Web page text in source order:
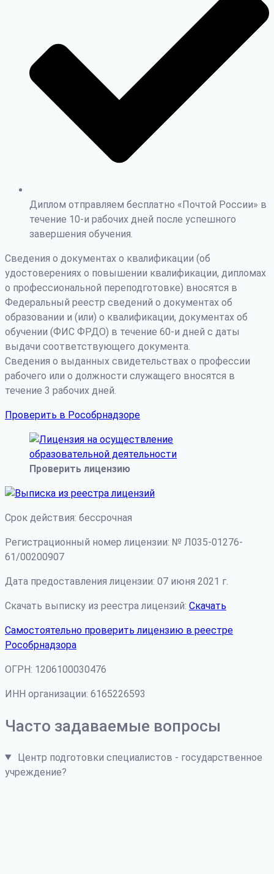
Диплом отправляем бесплатно «Почтой России» в
течение 10-и рабочих дней после успешного
завершения обучения.
Сведения о документах о квалификации (об
удостоверениях о повышении квалификации, дипломах
о профессиональной переподготовке) вносятся в
Федеральный реестр сведений о документах об
образовании и (или) о квалификации, документах об
обучении (ФИС ФРДО) в течение 60-и дней с даты
выдачи соответствующего документа.
Сведения о выданных свидетельствах о профессии
рабочего или о должности служащего вносятся в
течение 3 рабочих дней.
Проверить в Рособрнадзоре
Проверить лицензию
Срок действия: бессрочная
Регистрационный номер лицензии: № Л035-01276-
61/00200907
Дата предоставления лицензии: 07 июня 2021 г.
Скачать выписку из реестра лицензий: Скачать
Самостоятельно проверить лицензию в реестре
Рособрнадзора
ОГРН: 1206100030476
ИНН организации: 6165226593
Часто задаваемые вопросы
Центр подготовки специалистов - государственное
учреждение?